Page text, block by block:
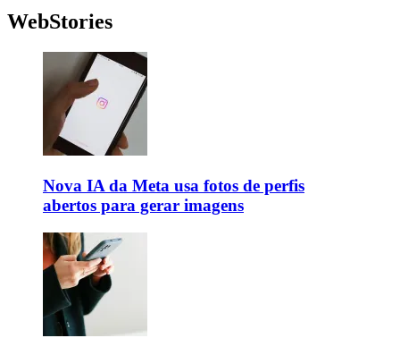
WebStories
Nova IA da Meta usa fotos de perfis
abertos para gerar imagens